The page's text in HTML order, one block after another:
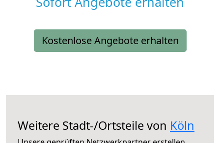
Kostenlose Angebote erhalten
Weitere Stadt-/Ortsteile von Köln